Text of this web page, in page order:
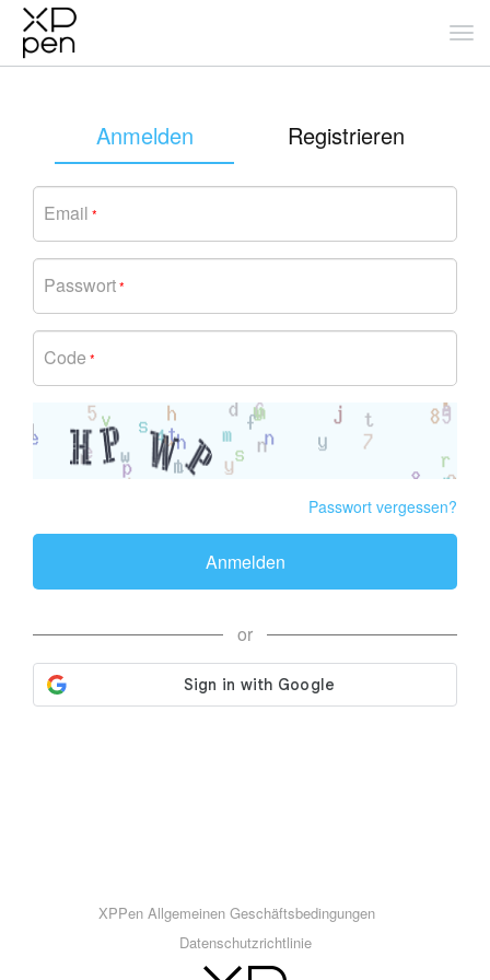
Anmelden Registrieren
Email *
Passwort*
Code *
Passwort vergessen?
Anmelden
or
XPPen Allgemeinen Geschäftsbedingungen
Datenschutzrichtlinie